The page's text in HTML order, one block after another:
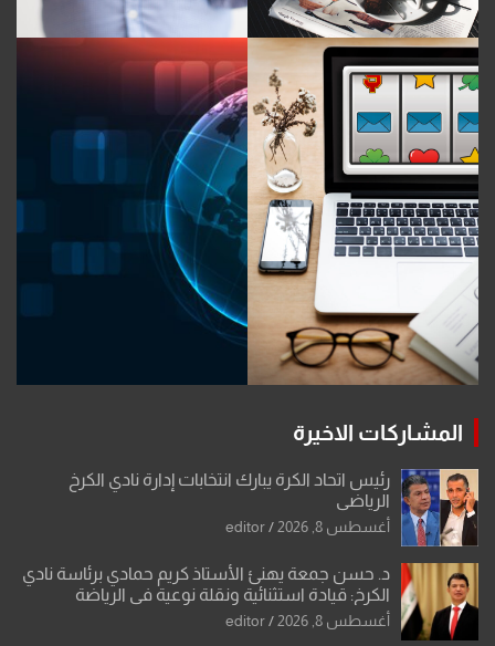
المشاركات الاخيرة
رئيس اتحاد الكرة يبارك انتخابات إدارة نادي الكرخ
الرياضي
أغسطس 8, 2026 editor
د. حسن جمعة يهنئ الأستاذ كريم حمادي برئاسة نادي
الكرخ: قيادة استثنائية ونقلة نوعية في الرياضة
العراقية
أغسطس 8, 2026 editor